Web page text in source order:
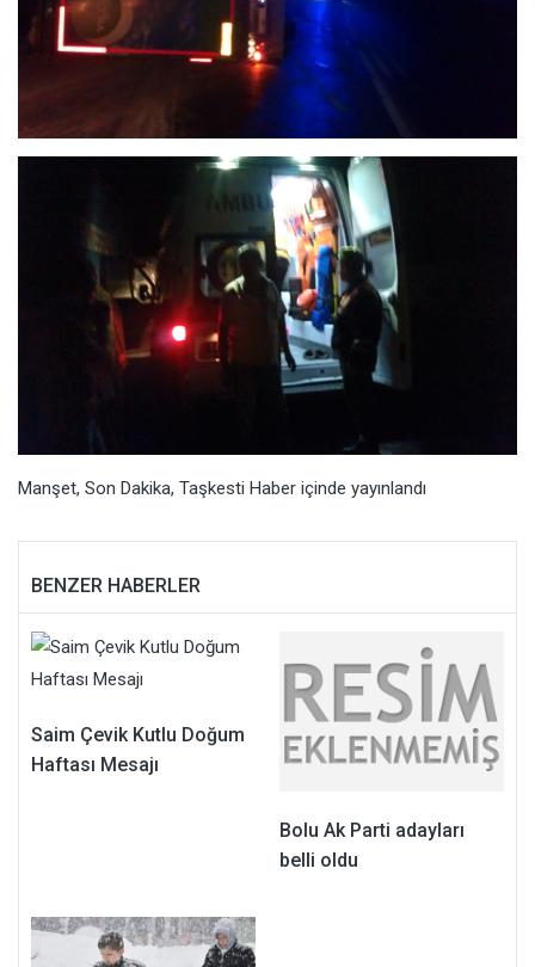
Manşet, Son Dakika, Taşkesti Haber içinde yayınlandı
BENZER HABERLER
Saim Çevik Kutlu Doğum
Haftası Mesajı
Bolu Ak Parti adayları
belli oldu